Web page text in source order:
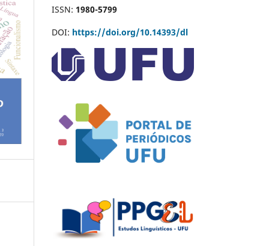
ISSN: 1980-5799
DOI: https://doi.org/10.14393/dl